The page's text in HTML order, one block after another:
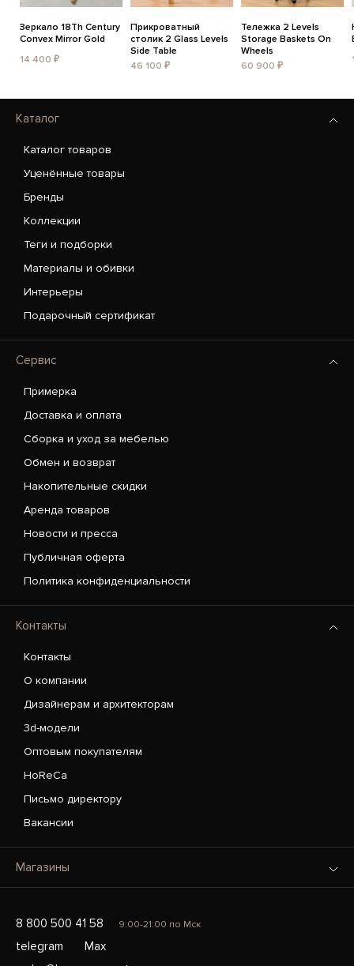
Зеркало 18Th Century
Convex Mirror Gold
14 400 ₽
Прикроватный
столик 2 Glass Levels
Side Table
46 100 ₽
Тележка 2 Levels
Storage Baskets On
Wheels
60 900 ₽
Каталог
Каталог товаров
Уценённые товары
Бренды
Коллекции
Теги и подборки
Материалы и обивки
Интерьеры
Подарочный сертификат
Сервис
Примерка
Доставка и оплата
Сборка и уход за мебелью
Обмен и возврат
Накопительные скидки
Аренда товаров
Новости и пресса
Публичная оферта
Политика конфиденциальности
Контакты
Контакты
О компании
Дизайнерам и архитекторам
3d-модели
Оптовым покупателям
HoReCa
Письмо директору
Вакансии
Магазины
8 800 500 41 58 9:00-21:00 по Мск
telegram
Max